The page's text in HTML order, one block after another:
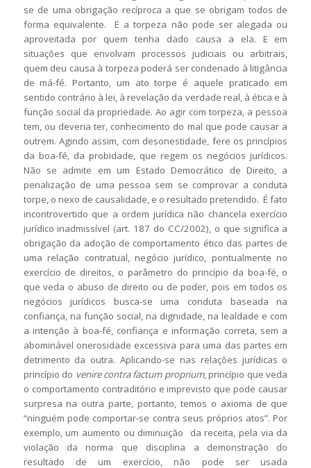
se de uma obrigação recíproca a que se obrigam todos de
forma equivalente. E a torpeza não pode ser alegada ou
aproveitada por quem tenha dado causa a ela. E em
situações que envolvam processos judiciais ou arbitrais,
quem deu causa à torpeza poderá ser condenado à litigância
de má-fé. Portanto, um ato torpe é aquele praticado em
sentido contrário à lei, à revelação da verdade real, à ética e à
função social da propriedade. Ao agir com torpeza, a pessoa
tem, ou deveria ter, conhecimento do mal que pode causar a
outrem. Agindo assim, com desonestidade, fere os princípios
da boa-fé, da probidade, que regem os negócios jurídicos.
Não se admite em um Estado Democrático de Direito, a
penalização de uma pessoa sem se comprovar a conduta
torpe, o nexo de causalidade, e o resultado pretendido. É fato
incontrovertido que a ordem jurídica não chancela exercício
jurídico inadmissível (art. 187 do CC/2002), o que significa a
obrigação da adoção de comportamento ético das partes de
uma relação contratual, negócio jurídico, pontualmente no
exercício de direitos, o parâmetro do princípio da boa-fé, o
que veda o abuso de direito ou de poder, pois em todos os
negócios jurídicos busca-se uma conduta baseada na
confiança, na função social, na dignidade, na lealdade e com
a intenção à boa-fé, confiança e informação correta, sem a
abominável onerosidade excessiva para uma das partes em
detrimento da outra. Aplicando-se nas relações jurídicas o
princípio do venire contra factum proprium, princípio que veda
o comportamento contraditório e imprevisto que pode causar
surpresa na outra parte, portanto, temos o axioma de que
“ninguém pode comportar-se contra seus próprios atos”. Por
exemplo, um aumento ou diminuição da receita, pela via da
violação da norma que disciplina a demonstração do
resultado de um exercício, não pode ser usada